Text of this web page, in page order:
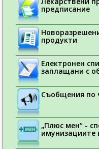
предписание
продукти
Електронен
заплащани с
Съобщения по
„Плюс мен“ -
имунизациите